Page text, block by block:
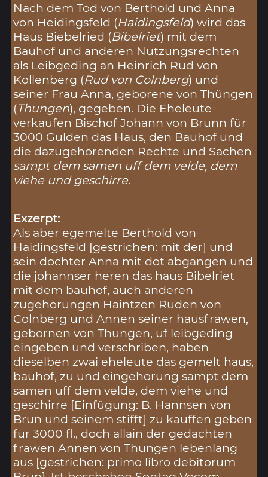
Nach dem Tod von Berthold und Anna
von Heidingsfeld (Haidingsfeld) wird das
Haus Biebelried (Bibelriet) mit dem
Bauhof und anderen Nutzungsrechten
als Leibgeding an Heinrich Rüd von
Kollenberg (Rud von Colnberg) und
seiner Frau Anna, geborene von Thüngen
(Thungen), gegeben. Die Eheleute
verkaufen Bischof Johann von Brunn für
3000 Gulden das Haus, den Bauhof und
die dazugehörenden Rechte und Sachen
sampt dem samen uff dem velde, dem
viehe und geschirre.
Exzerpt:
Als aber egemelte Berthold von
Haidingsfeld [gestrichen: mit der] und
sein dochter Anna mit dot abgangen und
die johannser heren das haus Bibelriet
mit dem bauhof, auch anderen
zugehorungen Haintzen Ruden von
Colnberg und Annen seiner hausfrawen,
gebornen von Thungen, uf leibgeding
eingeben und verschriben, haben
dieselben zwai eheleute das gemelt haus,
bauhof, zu und eingehorung sampt dem
samen uff dem velde, dem viehe und
geschirre [Einfügung: B. Hannsen von
Brun und seinem stifft] zu kauffen geben
fur 3000 fl., doch allain der gedachten
frawen Annen von Thungen lebenlang
aus [gestrichen: primo libro debitorum